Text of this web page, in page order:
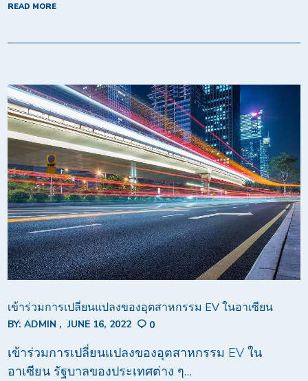
READ MORE
เข้าร่วมการเปลี่ยนแปลงของอุตสาหกรรม EV ในอาเซียน
BY:ADMIN JUNE 16, 2022 0
เข้าร่วมการเปลี่ยนแปลงของอุตสาหกรรม EV ใน
อาเซียน รัฐบาลของประเทศต่าง ๆ…